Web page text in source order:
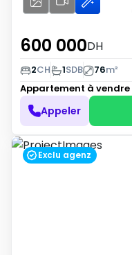
600 000DH
2CH 1SDB 76m²
Appartement à vendre
Appeler
Exclu agenz